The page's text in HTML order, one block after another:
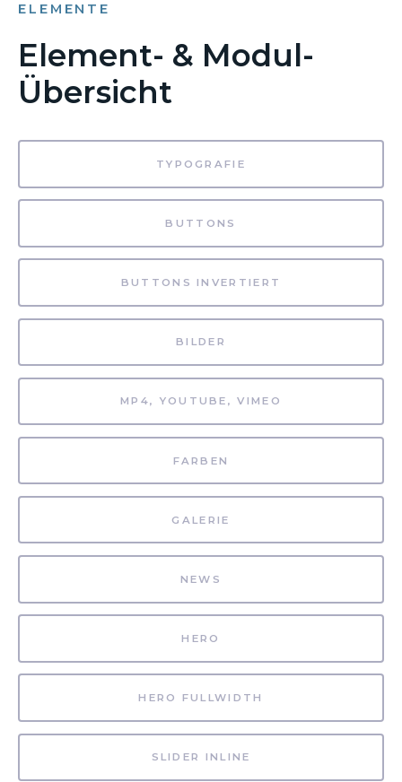
ELEMENTE
Element- & Modul-
Übersicht
TYPOGRAFIE
BUTTONS
BUTTONS INVERTIERT
BILDER
MP4, YOUTUBE, VIMEO
FARBEN
GALERIE
NEWS
HERO
HERO FULLWIDTH
SLIDER INLINE